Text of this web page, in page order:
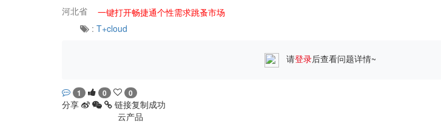
河北省
一键打开畅捷通个性需求跳蚤市场
: T+cloud
请登录后查看问题详情~
1 0 0
分享 链接复制成功
云产品